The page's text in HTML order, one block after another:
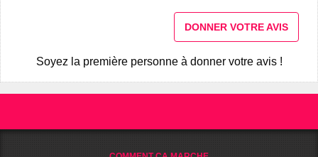
DONNER VOTRE AVIS
Soyez la première personne à donner votre avis !